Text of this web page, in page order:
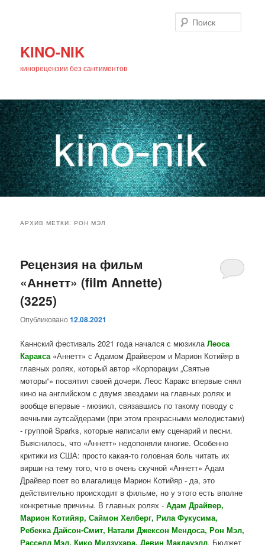
KINO-NIK
кинорецензии без сантиментов
основному
содержимому
дополнительному
содержимому
АРХИВ МЕТКИ:РОН МЭЛ
Рецензия на фильм
«Аннетт» (film Annette)
(3225)
Опубликовано12.08.2021
Каннский фестиваль 2021 года начался с мюзиклаЛеоса
Каракса «Аннетт» с Адамом Драйвером и Марион Котийяр в
главных ролях, который автор «Корпорации „Святые
моторы“» посвятил своей дочери. Леос Каракс впервые снял
кино на английском с двумя звездами на главных ролях и
вообще впервые - мюзикл, связавшись по такому поводу с
вечными аутсайдерами (при этом прекрасными мелодистами)
- группой Sparks, которые написали ему сценарий и песни.
Выяснилось, что «Аннетт» недопоняли многие. Особенно
критики из США: просто какая‑то головная боль читать их
вирши на тему того, что в очень скучной «Аннетт» Адам
Драйвер поет во влагалище Марион Котийяр - да, это
действительно происходит в фильме, но у этого есть вполне
конкретные причины. В главных ролях -Адам Драйвер,
Марион Котийяр, Саймон Хелберг, Рила Фукусима,
Ребекка Дайсон-Смит, Натали Джексон Мендоса, Рон Мэл,
Расселл Мэл, Кико Мидзухара, Девин Макдауэлл. Бюджет